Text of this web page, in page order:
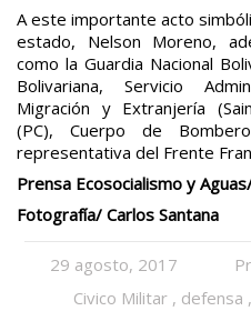
A este importante acto
estado, Nelson Moreno,
como la Guardia Nacional
Bolivariana, Servicio
Migración y Extranjería
(PC), Cuerpo de
representativa del Frente
Prensa Ecosocialismo y
Fotografía/ Carlos Santana
29 agosto, 2017
Civico Militar , defensa ,